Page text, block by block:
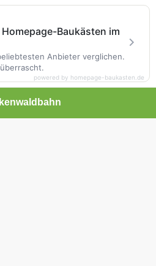
Baukästen im
Anbieter verglichen.
powered by homepage-baukasten.de